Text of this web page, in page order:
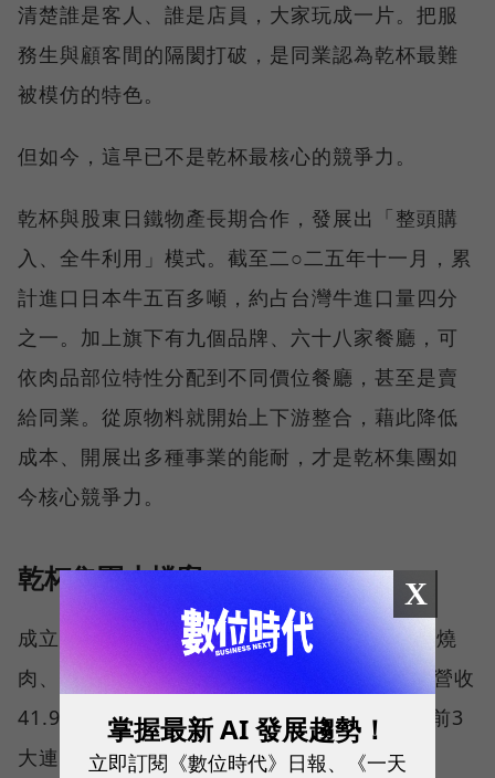
清楚誰是客人、誰是店員，大家玩成一片。把服
務生與顧客間的隔閡打破，是同業認為乾杯最難
被模仿的特色。
但如今，這早已不是乾杯最核心的競爭力。
乾杯與股東日鐵物產長期合作，發展出「整頭購
入、全牛利用」模式。截至二○二五年十一月，累
計進口日本牛五百多噸，約占台灣牛進口量四分
之一。加上旗下有九個品牌、六十八家餐廳，可
依肉品部位特性分配到不同價位餐廳，甚至是賣
給同業。從原物料就開始上下游整合，藉此降低
成本、開展出多種事業的能耐，才是乾杯集團如
今核心競爭力。
乾杯集團小檔案
成立：1999年 董事長：平出莊司 主要業務：燒
肉、火鍋等餐飲連鎖 成績單：2025年前11月營收
41.9億元，較去年同期成長2.5% 地位：台灣前3
大連鎖燒肉、火鍋集團
X
掌握最新 AI 發展趨勢！
立即訂閱《數位時代》日報、《一天